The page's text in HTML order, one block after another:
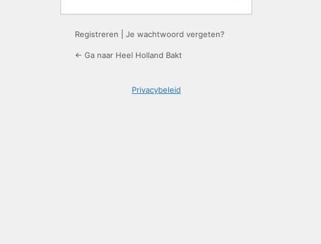
Registreren Je wachtwoord vergeten?
← Ga naar Heel Holland Bakt
Privacybeleid